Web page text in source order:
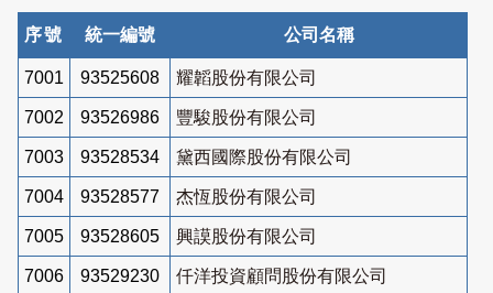
序號 統一編號 公司名稱
7001 93525608 耀韜股份有限公司
7002 93526986 豐駿股份有限公司
7003 93528534 黛西國際股份有限公司
7004 93528577 杰恆股份有限公司
7005 93528605 興謨股份有限公司
7006 93529230 仟洋投資顧問股份有限公司